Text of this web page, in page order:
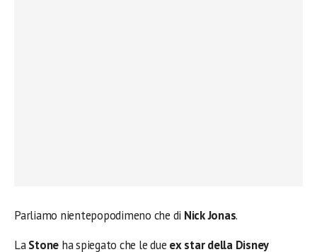
Parliamo nientepopodimeno che di Nick Jonas.
LaStone ha spiegato che le due ex star della Disney